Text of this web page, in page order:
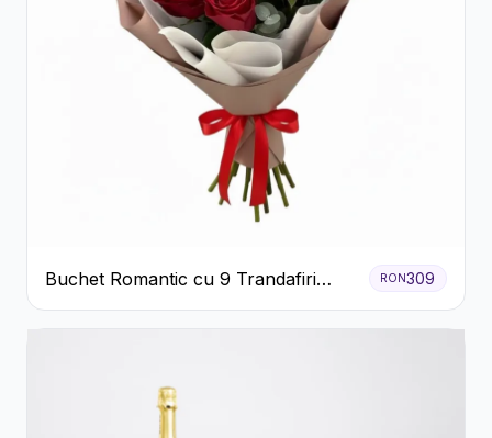
Buchet Romantic cu 9 Trandafiri
Roșii
RON309